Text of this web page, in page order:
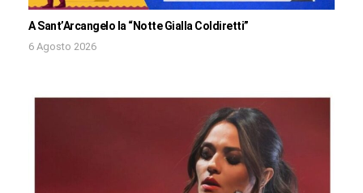
A Sant’Arcangelo la “Notte Gialla Coldiretti”
6 Agosto 2026